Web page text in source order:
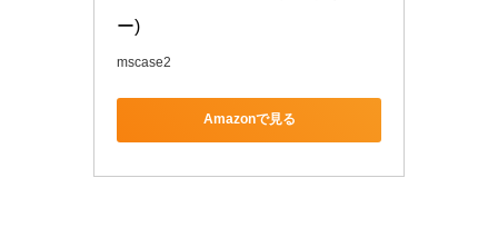
ー)
mscase2
Amazonで見る